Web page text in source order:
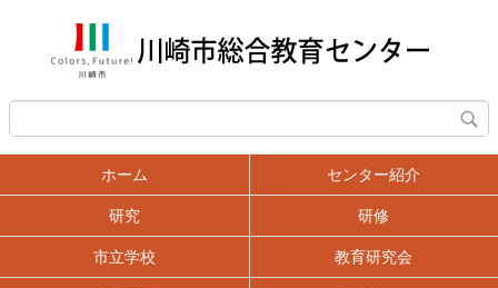
ホーム センター紹介
研究 研修
市立学校 教育研究会